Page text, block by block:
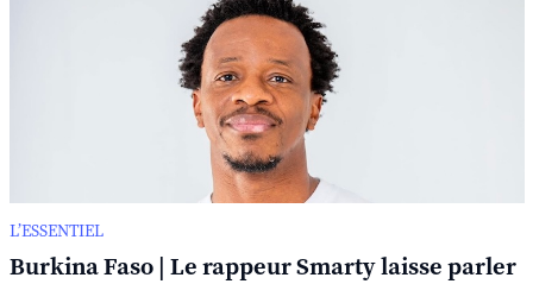
L’ESSENTIEL
Burkina Faso | Le rappeur Smarty laisse parler